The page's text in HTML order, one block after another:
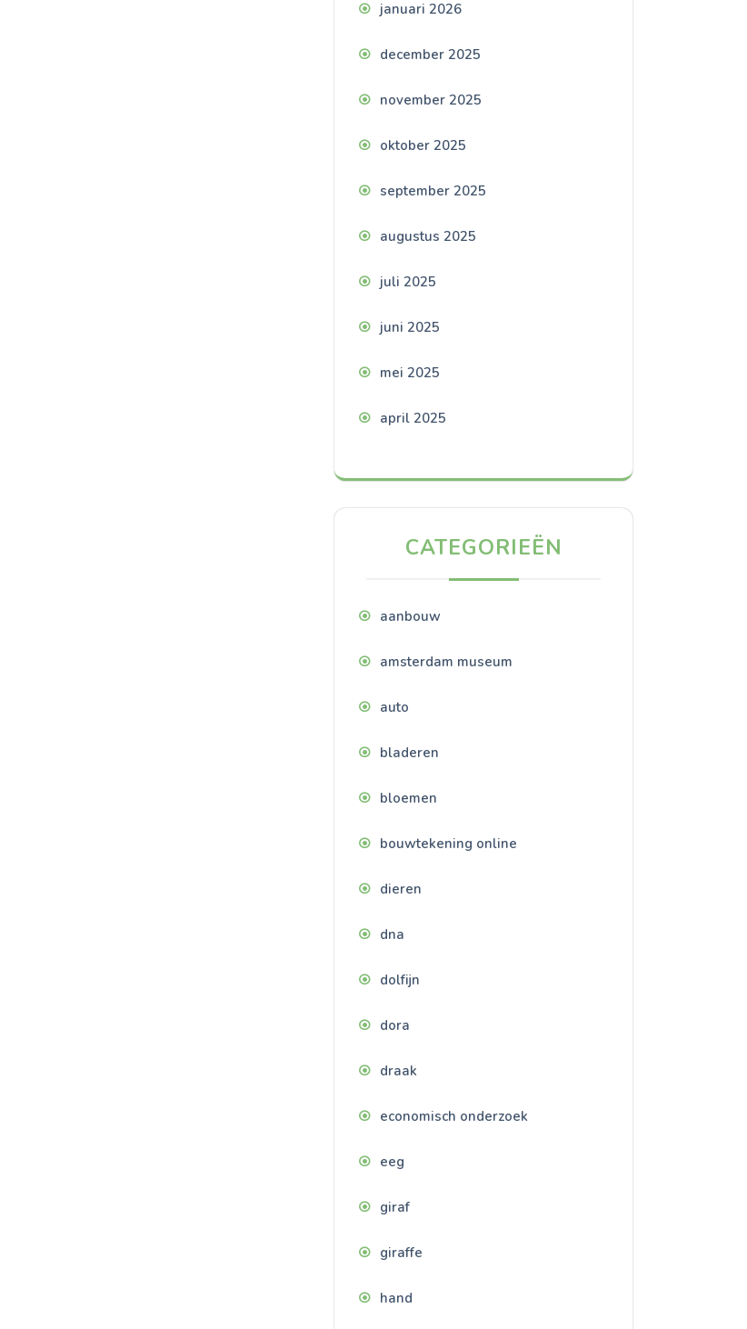
januari 2026
december 2025
november 2025
oktober 2025
september 2025
augustus 2025
juli 2025
juni 2025
mei 2025
april 2025
CATEGORIEËN
aanbouw
amsterdam museum
auto
bladeren
bloemen
bouwtekening online
dieren
dna
dolfijn
dora
draak
economisch onderzoek
eeg
giraf
giraffe
hand